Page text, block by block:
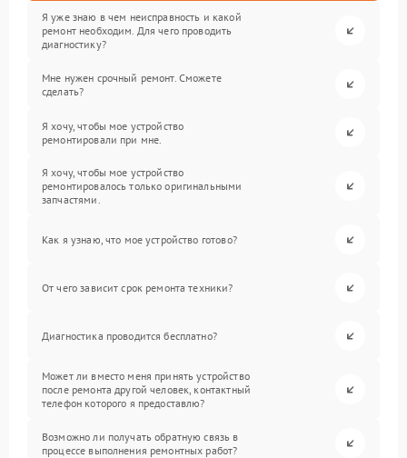
Я уже знаю в чем неисправность и какой
ремонт необходим. Для чего проводить
диагностику?
Мне нужен срочный ремонт. Сможете
сделать?
Я хочу, чтобы мое устройство
ремонтировали при мне.
Я хочу, чтобы мое устройство
ремонтировалось только оригинальными
запчастями.
Как я узнаю, что мое устройство готово?
От чего зависит срок ремонта техники?
Диагностика проводится бесплатно?
Может ли вместо меня принять устройство
после ремонта другой человек, контактный
телефон которого я предоставлю?
Возможно ли получать обратную связь в
процессе выполнения ремонтных работ?